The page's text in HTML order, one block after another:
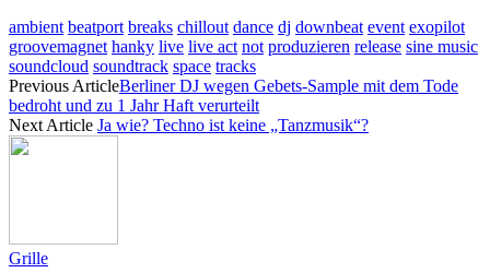
ambient beatport breaks chillout dance dj downbeat event exopilot
groovemagnet hanky live live act not produzieren release sine music
soundcloud soundtrack space tracks
Previous ArticleBerliner DJ wegen Gebets-Sample mit dem Tode
bedroht und zu 1 Jahr Haft verurteilt
Next Article Ja wie? Techno ist keine „Tanzmusik“?
Grille